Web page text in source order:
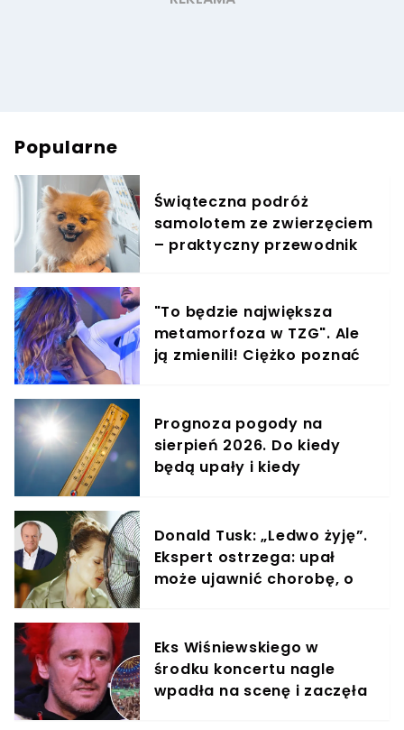
Popularne
Świąteczna podróż
samolotem ze zwierzęciem
– praktyczny przewodnik
"To będzie największa
metamorfoza w TZG". Ale
ją zmienili! Ciężko poznać
Prognoza pogody na
sierpień 2026. Do kiedy
będą upały i kiedy
Donald Tusk: „Ledwo żyję”.
Ekspert ostrzega: upał
może ujawnić chorobę, o
Eks Wiśniewskiego w
środku koncertu nagle
wpadła na scenę i zaczęła